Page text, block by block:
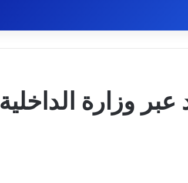
وزارة الداخلية